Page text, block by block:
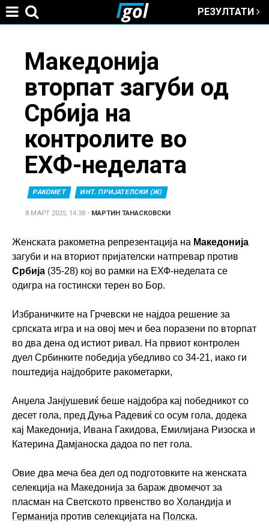
РЕЗУЛТАТИ
here
Македонија
вторпат загуби од
Србија на
контролите во
ЕХФ-неделата
РАКОМЕТ ИНТ. ПРИЈАТЕЛСКИ (Ж)
8 МАРТ 2025, 14:38 • МАРТИН ТАНАСКОВСКИ
Женската ракометна репрезентација на Македонија
загуби и на вториот пријателски натпревар против
Србија (35-28) кој во рамки на ЕХФ-неделата се
одигра на гостински терен во Бор.
Избраничките на Грчевски не најдоа решение за
српската игра и на овој меч и беа поразени по вторпат
во два дена од истиот ривал. На првиот контролен
дуел Србинките победија убедливо со 34-21, иако ги
поштедија најдобрите ракометарки,
Анџела Јанјушевиќ беше најдобра кај победникот со
десет гола, пред Дуња Радевиќ со осум гола, додека
кај Македонија, Ивана Гакидова, Емилијана Ризоска и
Катерина Дамјаноска дадоа по пет гола.
Овие два меча беа дел од подготовките на женската
селекција на Македонија за бараж двомечот за
пласман на Светското првенство во Холандија и
Германија против селекцијата на Полска.